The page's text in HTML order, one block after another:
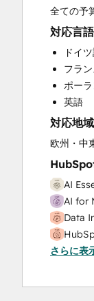
Email
Full
Paid
Sales
Sales
Sales
Sales
Sales
全ての予
対応言語
ドイ
フラ
ポー
英語
対応地域
欧州・中
AI
AI for
Data
さらに表